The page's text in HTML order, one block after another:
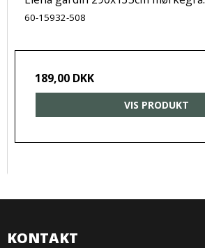
60-15932-508
189,00 DKK
VIS PRODUKT
KONTAKT